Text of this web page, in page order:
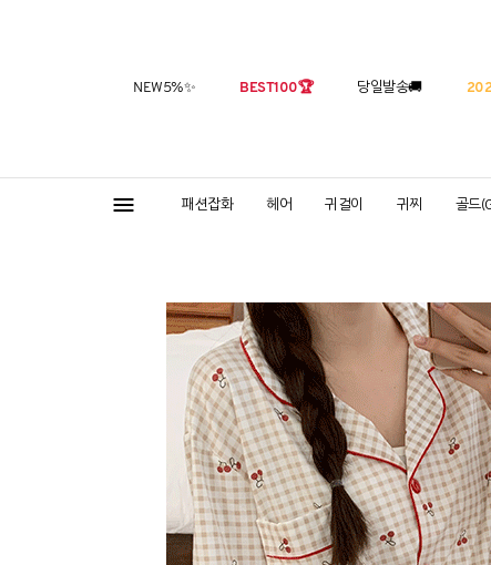
NEW5%✨ BEST100🏆 당일발송🚚
패션잡화 헤어 귀걸이 귀찌 골드